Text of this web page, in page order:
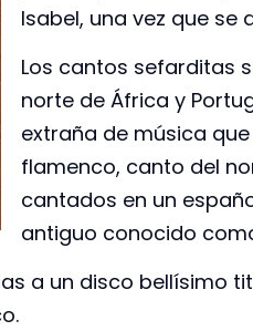
Isabel, una vez que se
Los cantos sefarditas
norte de África y
extraña de música
flamenco, canto del
cantados en un
antiguo conocido
a un disco bellísimo